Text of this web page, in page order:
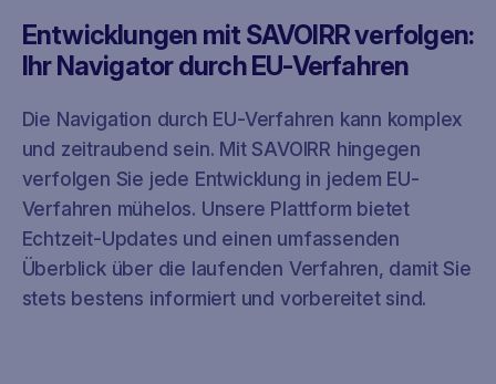
Entwicklungen mit SAVOIRR verfolgen:
Ihr Navigator durch EU-Verfahren
Die Navigation durch EU-Verfahren kann komplex
und zeitraubend sein. Mit SAVOIRR hingegen
verfolgen Sie jede Entwicklung in jedem EU-
Verfahren mühelos. Unsere Plattform bietet
Echtzeit-Updates und einen umfassenden
Überblick über die laufenden Verfahren, damit Sie
stets bestens informiert und vorbereitet sind.